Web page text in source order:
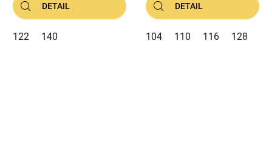
DETAIL
122 140
DETAIL
104 110 116 128